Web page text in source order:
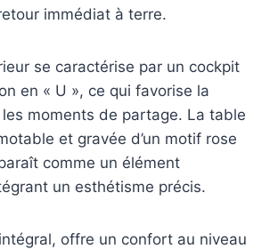
immédiat à terre.
se caractérise par un cockpit
en « U », ce qui favorise la
moments de partage. La table
et gravée d’un motif rose
comme un élément
un esthétisme précis.
offre un confort au niveau